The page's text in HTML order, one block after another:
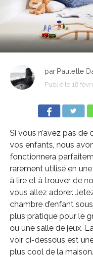
par Paulette
Publié le 18
Si vous n’avez pas
vos enfants, nous
fonctionnera
rarement utilisé en
à lire et à trouver de
vous allez adorer.
chambre d’enfant
plus pratique pour le
ou une salle de jeux.
voir ci-dessous est
plus cool de la maison.